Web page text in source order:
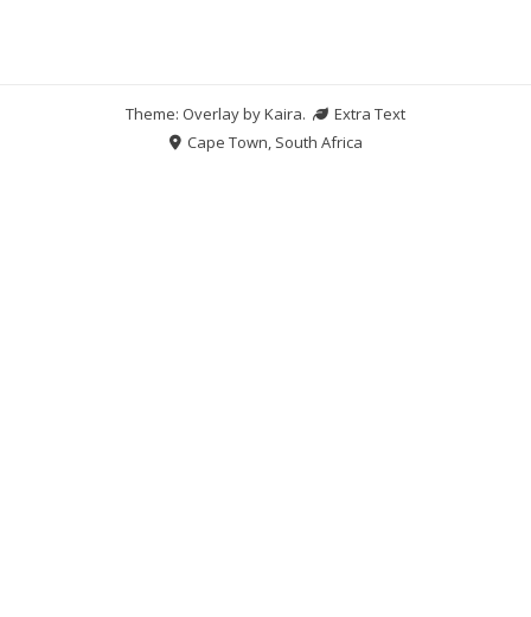
Theme: Overlay byKaira.
Extra Text
Cape Town, South Africa